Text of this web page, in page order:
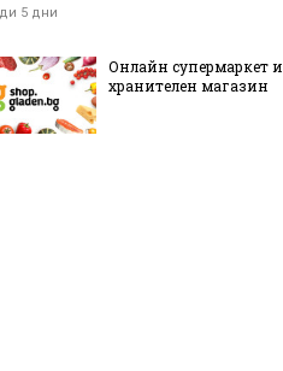
5 дни
Онлайн супермаркет и
хранителен магазин